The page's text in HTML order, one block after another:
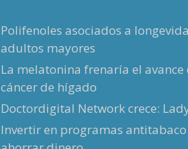
Polifenoles asociados a
adultos mayores
La melatonina frenaría el avance
cáncer de hígado
Doctordigital Network crece:
Invertir en programas